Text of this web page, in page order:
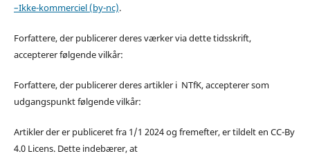
–Ikke-kommerciel (by-nc).
Forfattere, der publicerer deres værker via dette tidsskrift,
accepterer følgende vilkår:
Forfattere, der publicerer deres artikler i NTfK, accepterer som
udgangspunkt følgende vilkår:
Artikler der er publiceret fra 1/1 2024 og fremefter, er tildelt en CC-By
4.0 Licens. Dette indebærer, at